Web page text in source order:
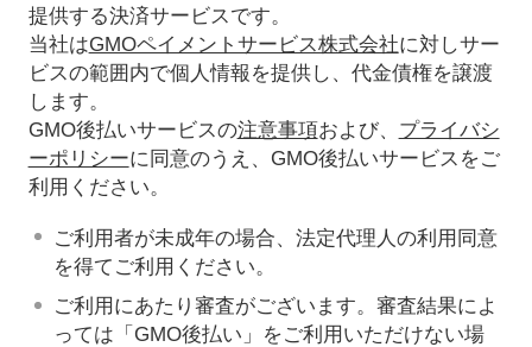
提供する決済サービスです。
当社はGMOペイメントサービス株式会社に対しサー
ビスの範囲内で個人情報を提供し、代金債権を譲渡
します。
GMO後払いサービスの注意事項および、 プライバシ
ーポリシーに同意のうえ、GMO後払いサービスをご
利用ください。
ご利用者が未成年の場合、法定代理人の利用同意
を得てご利用ください。
ご利用にあたり審査がございます。審査結果によ
っては「GMO後払い」をご利用いただけない場